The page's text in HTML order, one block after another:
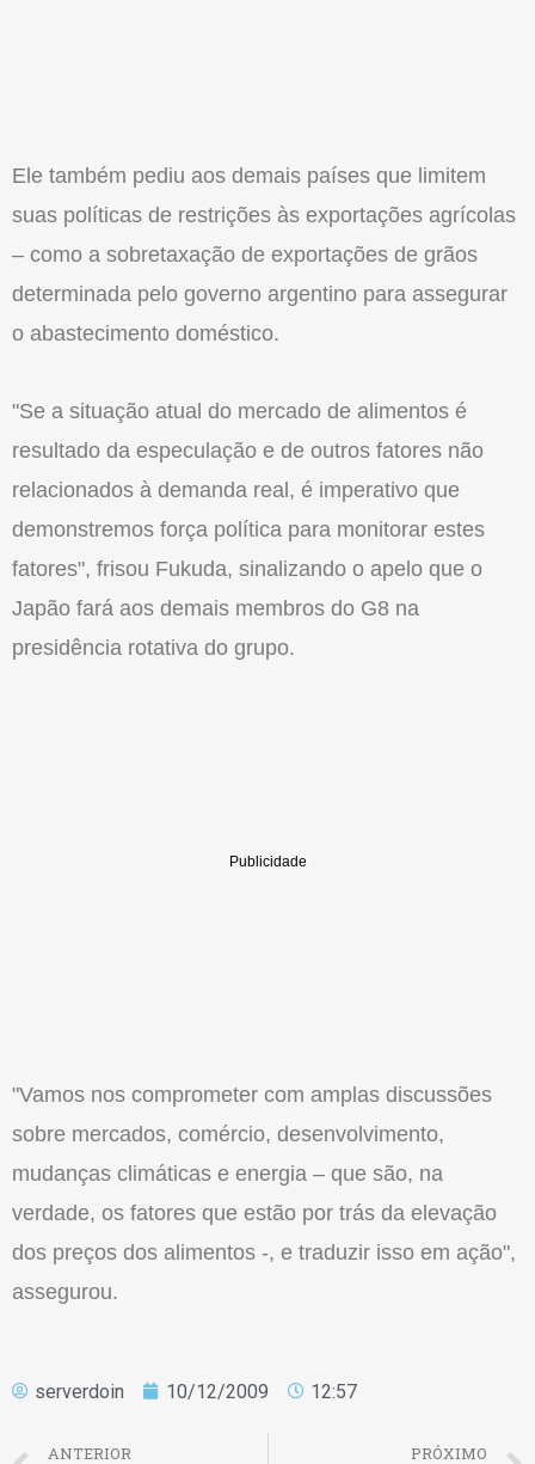
Ele também pediu aos demais países que limitem
suas políticas de restrições às exportações agrícolas
– como a sobretaxação de exportações de grãos
determinada pelo governo argentino para assegurar
o abastecimento doméstico.
"Se a situação atual do mercado de alimentos é
resultado da especulação e de outros fatores não
relacionados à demanda real, é imperativo que
demonstremos força política para monitorar estes
fatores", frisou Fukuda, sinalizando o apelo que o
Japão fará aos demais membros do G8 na
presidência rotativa do grupo.
"Vamos nos comprometer com amplas discussões
sobre mercados, comércio, desenvolvimento,
mudanças climáticas e energia – que são, na
verdade, os fatores que estão por trás da elevação
dos preços dos alimentos -, e traduzir isso em ação",
assegurou.
serverdoin 10/12/2009 12:57
ANTERIOR PRÓXIMO